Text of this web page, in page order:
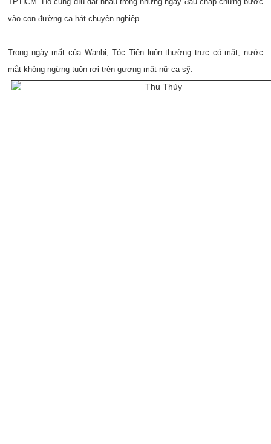
vào con đường ca hát chuyên nghiệp.
Trong ngày mất của Wanbi, Tóc Tiên luôn thường trực có mặt, nước
mắt không ngừng tuôn rơi trên gương mặt nữ ca sỹ.